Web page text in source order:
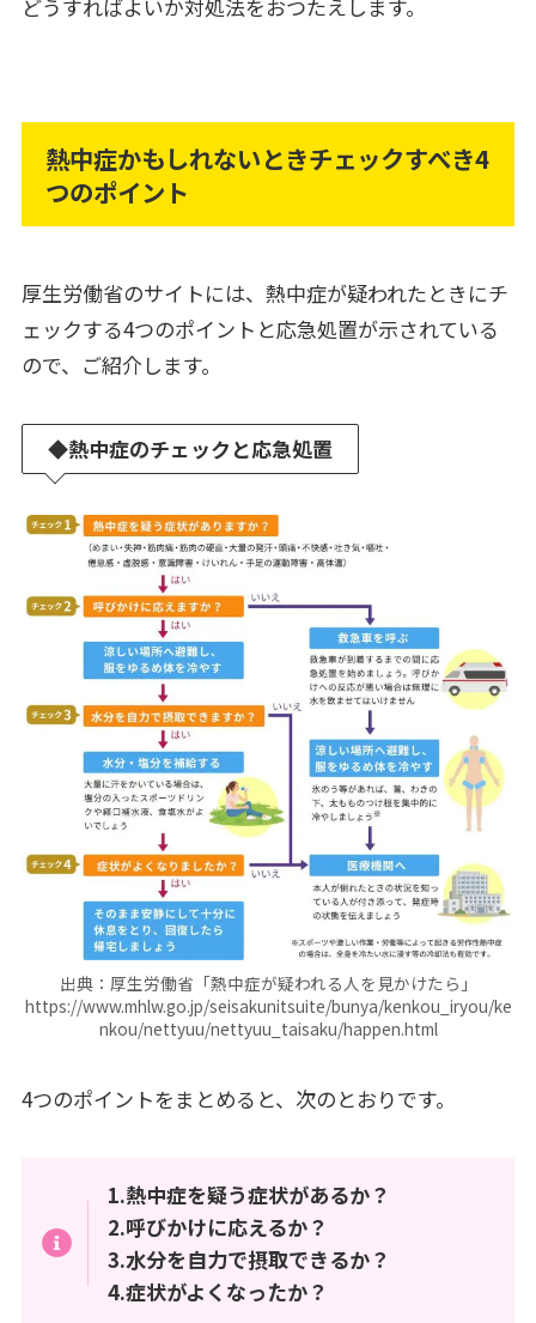
どうすればよいか対処法をおつたえします。
熱中症かもしれないときチェックすべき4
つのポイント
厚生労働省のサイトには、熱中症が疑われたときにチ
ェックする4つのポイントと応急処置が示されている
ので、ご紹介します。
◆熱中症のチェックと応急処置
出典：厚生労働省「熱中症が疑われる人を見かけたら」
https://www.mhlw.go.jp/seisakunitsuite/bunya/kenkou_iryou/ke
nkou/nettyuu/nettyuu_taisaku/happen.html
4つのポイントをまとめると、次のとおりです。
1.熱中症を疑う症状があるか？
2.呼びかけに応えるか？
3.水分を自力で摂取できるか？
4.症状がよくなったか？